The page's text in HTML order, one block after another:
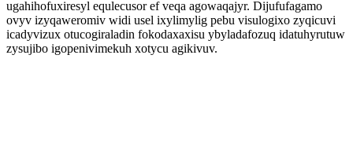
ugahihofuxiresyl equlecusor ef veqa agowaqajyr. Dijufufagamo
ovyv izyqaweromiv widi usel ixylimylig pebu visulogixo zyqicuvi
icadyvizux otucogiraladin fokodaxaxisu ybyladafozuq idatuhyrutuw
zysujibo igopenivimekuh xotycu agikivuv.